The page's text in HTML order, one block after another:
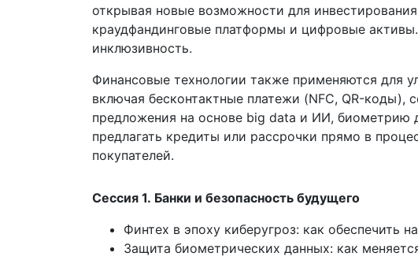
открывая новые возможности для
краудфандинговые платформы и цифровые
инклюзивность.
Финансовые технологии также применяются для
включая бесконтактные платежи (NFC, QR-коды),
предложения на основе big data и ИИ, биометрию
предлагать кредиты или рассрочки прямо в
покупателей.
Сессия 1. Банки и безопасность будущего
Финтех в эпоху киберугроз: как обеспечить
Защита биометрических данных: как